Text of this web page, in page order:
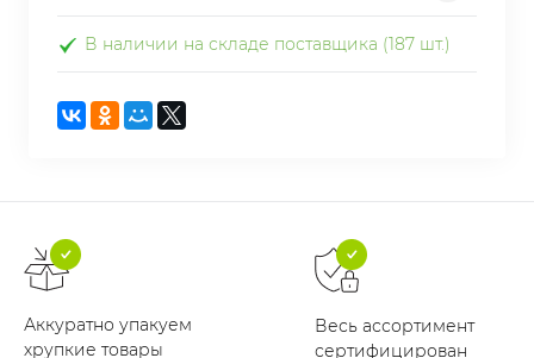
В наличии на складе поставщика (187 шт.)
Аккуратно упакуем
хрупкие товары
Весь ассортимент
сертифицирован